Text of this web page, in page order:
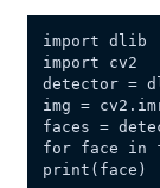
import dlib
import cv2
detector =
img =
faces =
for face in
print(face)